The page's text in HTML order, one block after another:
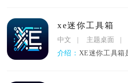
xe迷你工具箱
中文 主题桌面
介绍： XE迷你工具箱是一款功